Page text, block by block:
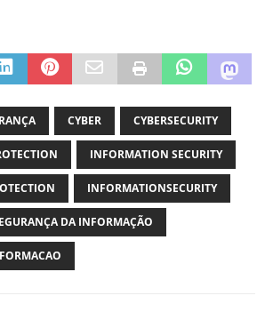
CYBER CYBERSECURITY
INFORMATION SECURITY
INFORMATIONSECURITY
DA INFORMAÇÃO